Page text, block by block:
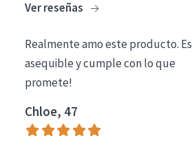
COLECCIÓN
Essentials
Lift+
Expert
TIPO DE PIEL
Ver reseñas
Realmente amo este producto. Es
asequible y cumple con lo que
promete!
Chloe, 47